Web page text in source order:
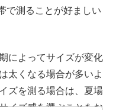
で測ることが好ましい
によってサイズが変化
太くなる場合が多いよ
ズを測る場合は、夏場
イズ感を選ぶことをお